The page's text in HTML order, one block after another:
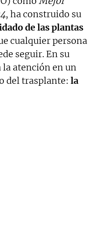
, ha construido su
de las plantas
cualquier persona
seguir. En su
atención en un
del trasplante: la